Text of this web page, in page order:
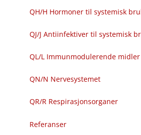
QH​/​H Hormoner til systemisk
QJ​/​J Antiinfektiver til systemisk
QL​/​L Immunmodulerende midler
QN​/​N Nervesystemet
QR​/​R Respirasjonsorganer
Referanser